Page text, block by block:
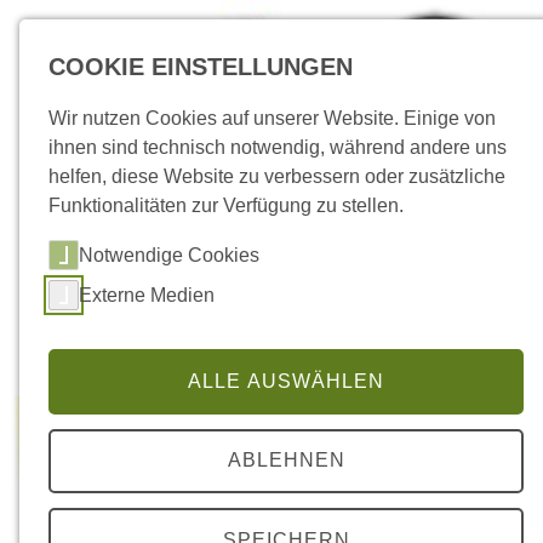
COOKIE EINSTELLUNGEN
Wir nutzen Cookies auf unserer Website. Einige von
ihnen sind technisch notwendig, während andere uns
helfen, diese Website zu verbessern oder zusätzliche
Funktionalitäten zur Verfügung zu stellen.
Notwendige Cookies
Externe Medien
ALLE AUSWÄHLEN
ABLEHNEN